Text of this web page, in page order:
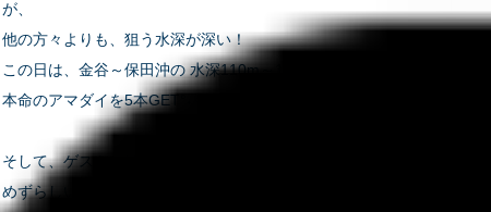
が、
他の方々よりも、狙う水深が深い！
この日は、金谷～保田沖の 水深110m～130mで、
本命のアマダイを5本GET°˖✧◝(⁰▿⁰)◜✧˖°
そして、ゲストには普段なかなか見られない、
めずらしい魚も！